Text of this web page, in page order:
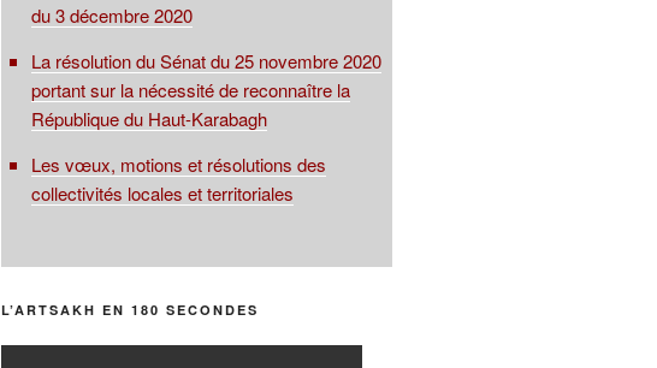
du 3 décembre 2020
La résolution du Sénat du 25 novembre 2020
portant sur la nécessité de reconnaître la
République du Haut-Karabagh
Les vœux, motions et résolutions des
collectivités locales et territoriales
L’ARTSAKH EN 180 SECONDES